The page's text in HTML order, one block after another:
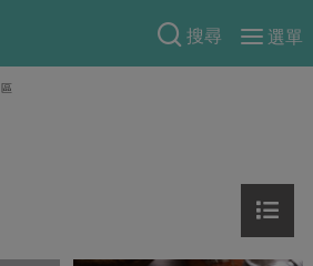
搜尋
選單